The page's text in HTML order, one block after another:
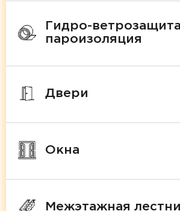
Гидро-
пароизоляция
Двери
Окна
Межэтажная